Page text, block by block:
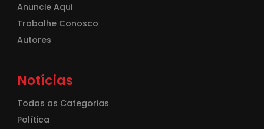
Anuncie Aqui
Trabalhe Conosco
Autores
Notícias
Todas as Categorias
Política